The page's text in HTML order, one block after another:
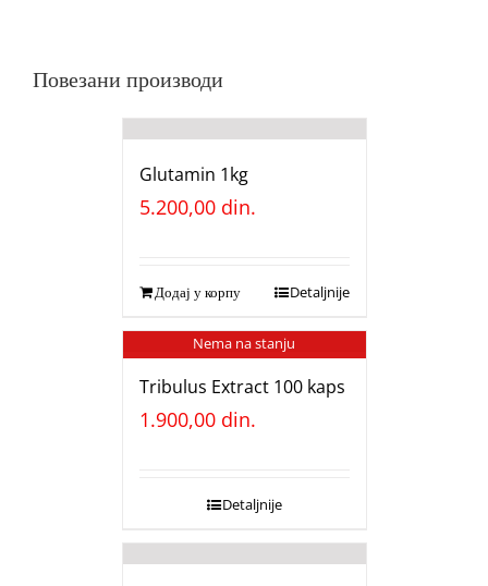
Повезани производи
Glutamin 1kg
5.200,00 din.
Додај у корпу Detaljnije
Nema na stanju
Tribulus Extract 100 kaps
1.900,00 din.
Detaljnije